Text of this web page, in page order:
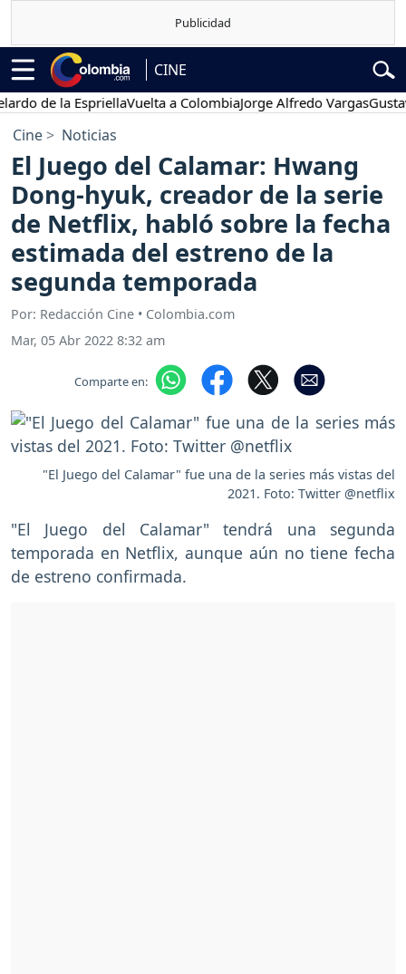
CINE
de la EspriellaVuelta a ColombiaJorge Alfredo VargasGustavo
Cine Noticias
El Juego del Calamar: Hwang
Dong-hyuk, creador de la serie
de Netflix, habló sobre la fecha
estimada del estreno de la
segunda temporada
Por: Redacción Cine • Colombia.com
Mar, 05 Abr 2022 8:32 am
Comparte en:
"El Juego del Calamar" fue una de la series más vistas del
2021. Foto: Twitter @netflix
"El Juego del Calamar" tendrá una segunda
temporada en Netflix, aunque aún no tiene fecha
de estreno confirmada.